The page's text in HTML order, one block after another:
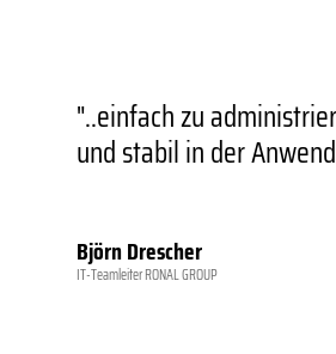
"..einfach zu
und stabil in der
Björn Drescher
IT-Teamleiter RONAL GROUP